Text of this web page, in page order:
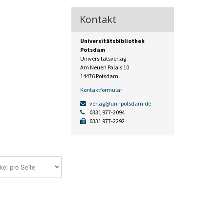
Kontakt
Universitätsbibliothek
Potsdam
Universitätsverlag
Am Neuen Palais 10
14476 Potsdam
Kontaktformular
verlag@uni-potsdam.de
0331 977-2094
0331 977-2292